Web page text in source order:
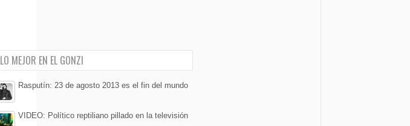
LO MEJOR EN EL GONZI
Rasputín: 23 de agosto 2013 es el fin del mundo
VIDEO: Político reptiliano pillado en la televisión